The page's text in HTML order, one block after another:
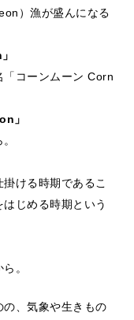
）漁が盛んになる
「コーンムーン Corn
」
ける時期であるこ
じめる時期という
。
、気象や生きもの